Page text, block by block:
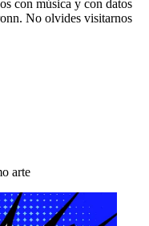
con música y con datos
No olvides visitarnos
arte